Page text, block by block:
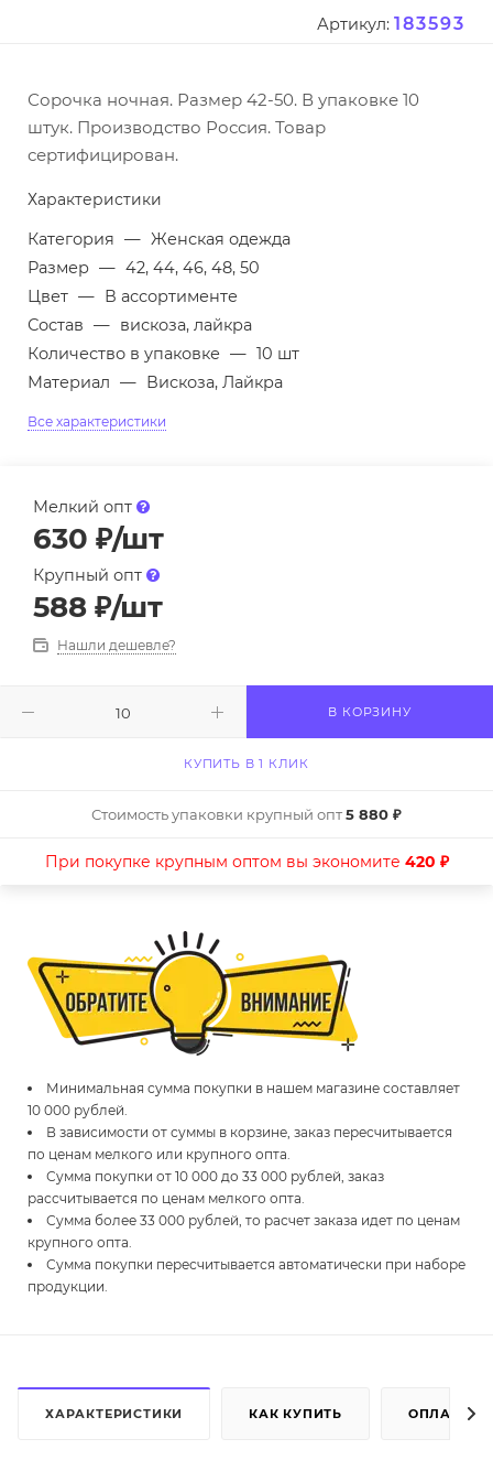
Артикул: 183593
Сорочка ночная. Размер 42-50. В упаковке 10
штук. Производство Россия. Товар
сертифицирован.
Характеристики
Категория — Женская одежда
Размер — 42, 44, 46, 48, 50
Цвет — В ассортименте
Состав — вискоза, лайкра
Количество в упаковке — 10 шт
Материал — Вискоза, Лайкра
Все характеристики
Мелкий опт
630 ₽/шт
Крупный опт
588 ₽/шт
Нашли дешевле?
В КОРЗИНУ
КУПИТЬ В 1 КЛИК
Стоимость упаковки крупный опт5 880 ₽
При покупке крупным оптом вы экономите 420 ₽
Минимальная сумма покупки в нашем магазине составляет
10 000 рублей.
В зависимости от суммы в корзине, заказ пересчитывается
по ценам мелкого или крупного опта.
Сумма покупки от 10 000 до 33 000 рублей, заказ
рассчитывается по ценам мелкого опта.
Сумма более 33 000 рублей, то расчет заказа идет по ценам
крупного опта.
Сумма покупки пересчитывается автоматически при наборе
продукции.
ХАРАКТЕРИСТИКИ КАК КУПИТЬ ОПЛАТА